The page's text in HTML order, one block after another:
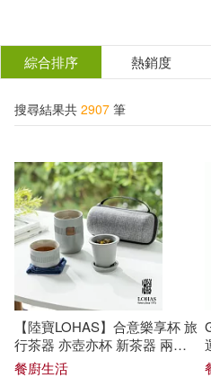
結
篩
選
分類 (單選)
所有商品(2907) 圖
影音(391) 雜誌(122)
售票網(1) 美妝(10)
服飾(1) 家居生活(29)
3C(15) 家電(8)
展開
作者 (可複選)
卓錦炎、卓錦漢(69)
綜合排序 熱銷度
搜尋結果共 2907 筆
【陸寶LOHAS】合意樂享杯 旅
行茶器 亦壺亦杯 新茶器 兩色
可選 都市灰
餐廚生活